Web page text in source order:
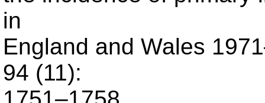
in
England and Wales
94 (11):